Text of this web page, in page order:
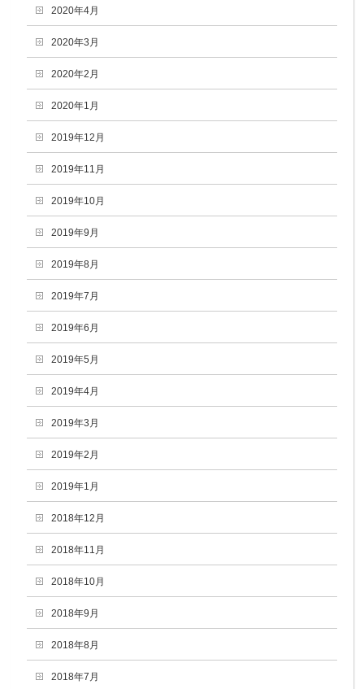
2020年4月
2020年3月
2020年2月
2020年1月
2019年12月
2019年11月
2019年10月
2019年9月
2019年8月
2019年7月
2019年6月
2019年5月
2019年4月
2019年3月
2019年2月
2019年1月
2018年12月
2018年11月
2018年10月
2018年9月
2018年8月
2018年7月